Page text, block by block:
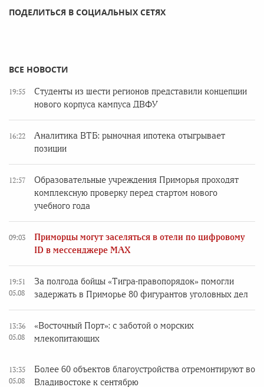
ПОДЕЛИТЬСЯ В СОЦИАЛЬНЫХ СЕТЯХ
ВСЕ НОВОСТИ
19:55
Студенты из шести регионов представили концепции
нового корпуса кампуса ДВФУ
16:22
Аналитика ВТБ: рыночная ипотека отыгрывает
позиции
12:57
Образовательные учреждения Приморья проходят
комплексную проверку перед стартом нового
учебного года
09:03
Приморцы могут заселяться в отели по цифровому
ID в мессенджере MAX
19:51
05.08
За полгода бойцы «Тигра-правопорядок» помогли
задержать в Приморье 80 фигурантов уголовных дел
13:36
05.08
«Восточный Порт»: с заботой о морских
млекопитающих
13:35
05.08
Более 60 объектов благоустройства отремонтируют во
Владивостоке к сентябрю